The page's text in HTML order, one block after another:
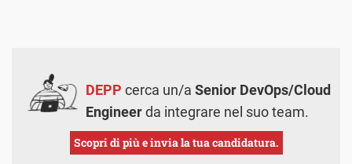
DEPP cerca un/a Senior DevOps/Cloud
Engineerda integrare nel suo team.
Scopri di più e invia la tua candidatura.